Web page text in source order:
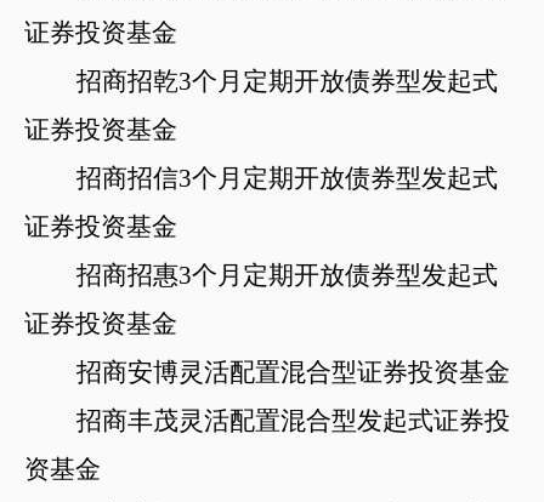
证券投资基金
招商招乾3个月定期开放债券型发起式
证券投资基金
招商招信3个月定期开放债券型发起式
证券投资基金
招商招惠3个月定期开放债券型发起式
证券投资基金
招商安博灵活配置混合型证券投资基金
招商丰茂灵活配置混合型发起式证券投
资基金